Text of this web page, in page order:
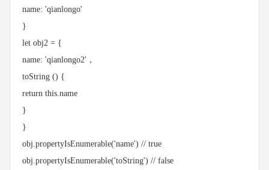
name: 'qianlongo'
}
let obj2 = {
name: 'qianlongo2'，
toString () {
return this.name
}
}
obj.propertyIsEnumerable('name') // true
obj.propertyIsEnumerable('toString') // false